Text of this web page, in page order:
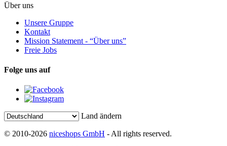
Über uns
Unsere Gruppe
Kontakt
Mission Statement - “Über uns”
Freie Jobs
Folge uns auf
Land ändern
© 2010-2026 niceshops GmbH - All rights reserved.